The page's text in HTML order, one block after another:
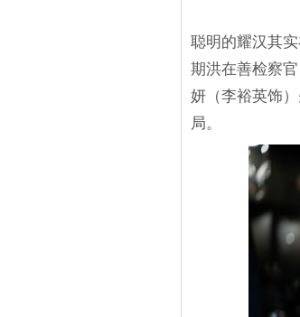
聪明的耀汉其
期洪在善检察
妍（李裕英饰
局。